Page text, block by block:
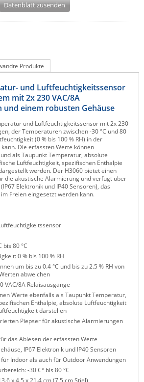
Datenblatt zusenden
Produkte
und Luftfeuchtigkeitssensor
mit 2x 230 VAC/8A
und einem robusten Gehäuse
und Luftfeuchtigkeitssensor mit 2x 230
der Temperaturen zwischen -30 °C und 80
(0 % bis 100 % RH) in der
Die erfassten Werte können
als Taupunkt Temperatur, absolute
Luftfeuchtigkeit, spezifischen Enthalpie
werden. Der H3060 bietet einen
die akustische Alarmierung und verfügt über
Elektronik und IP40 Sensoren), das
Freien eingesetzt werden kann.
bis 80 °C
0 % bis 100 % RH
um bis zu 0.4 °C und bis zu 2.5 % RH von
abweichen
VAC/8A Relaisausgänge
Werte ebenfalls als Taupunkt Temperatur,
Enthalpie, absolute Luftfeuchtigkeit
darstellen
Piepser für akustische Alarmierungen
das Ablesen der erfassten Werte
IP67 Elektronik und IP40 Sensoren
Indoor als auch für Outdoor Anwendungen
-30 C° bis 80 °C
x 4.5 x 21.4 cm (7.5 cm Stiel)